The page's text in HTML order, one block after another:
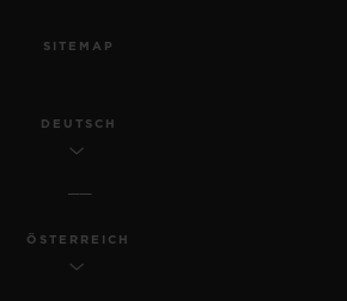
SITEMAP
DEUTSCH
ÖSTERREICH